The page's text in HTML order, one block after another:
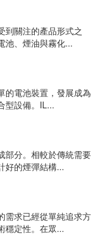
到關注的產品形式之
池、煙油與霧化...
的電池裝置，發展成為
備。IL...
分。相較於傳統需要
好的煙彈結構...
的需求已經從單純追求方
定性。在眾...